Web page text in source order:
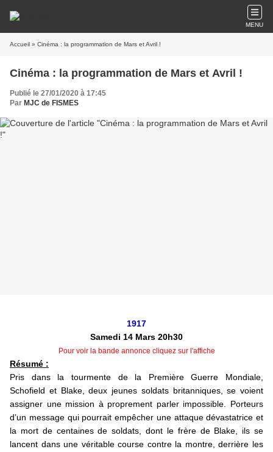
MENU
Accueil » Cinéma : la programmation de Mars et Avril !
Cinéma : la programmation de Mars et Avril !
Publié le 27/01/2020 à 17:45
Par MJC de FISMES
1917
Samedi 14 Mars 20h30
Pour voir la bande annonce cliquez sur l'affiche
Résumé :
Pris dans la tourmente de la Première Guerre Mondiale,
Schofield et Blake, deux jeunes soldats britanniques, se voient
assigner une mission à proprement parler impossible. Porteurs
d’un message qui pourrait empêcher une attaque dévastatrice et
la mort de centaines de soldats, dont le frère de Blake, ils se
lancent dans une véritable course contre la montre, derrière les